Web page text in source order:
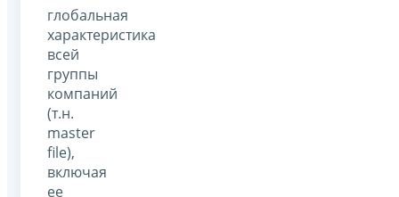
глобальная
характеристика
всей
группы
компаний
(т.н.
master
file),
включая
ее